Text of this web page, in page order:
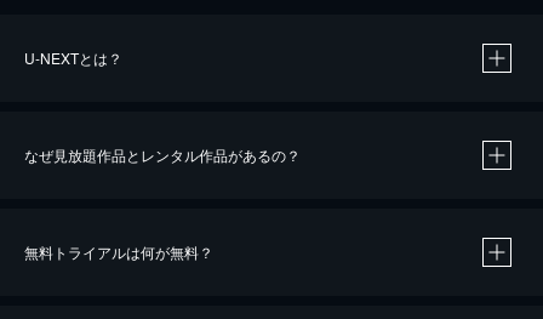
U-NEXTとは？
なぜ見放題作品とレンタル作品があるの？
無料トライアルは何が無料？